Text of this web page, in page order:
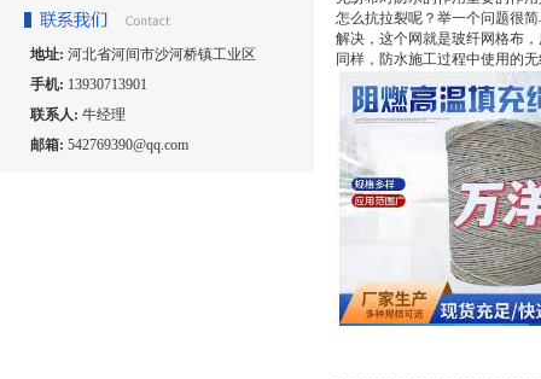
地址: 河北省河间市沙河桥镇工业区
手机: 13930713901
联系人: 牛经理
邮箱: 542769390@qq.com
怎么抗拉裂呢？举一个问题很
解决，这个网就是玻纤网格布
同样，防水施工过程中使用的